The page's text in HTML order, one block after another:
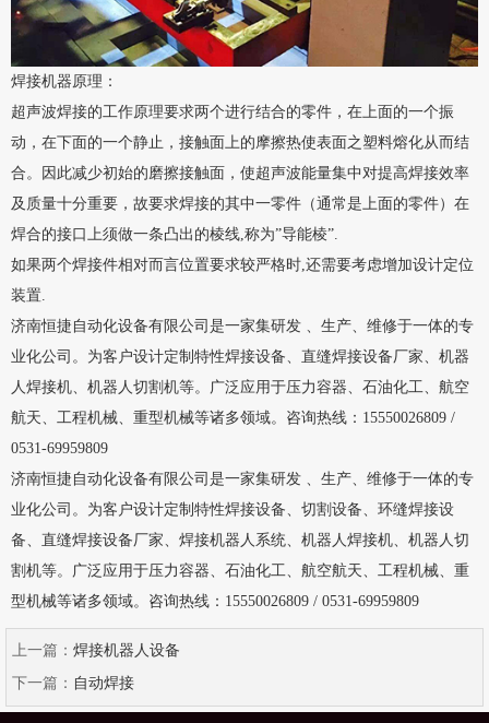
焊接机器原理：
超声波焊接的工作原理要求两个进行结合的零件，在上面的一个振
动，在下面的一个静止，接触面上的摩擦热使表面之塑料熔化从而结
合。因此减少初始的磨擦接触面，使超声波能量集中对提高焊接效率
及质量十分重要，故要求焊接的其中一零件（通常是上面的零件）在
焊合的接口上须做一条凸出的棱线,称为”导能棱”.
如果两个焊接件相对而言位置要求较严格时,还需要考虑增加设计定位
装置.
济南恒捷自动化设备有限公司是一家集研发 、生产、维修于一体的专
业化公司。为客户设计定制特性焊接设备、直缝焊接设备厂家、机器
人焊接机、机器人切割机等。广泛应用于压力容器、石油化工、航空
航天、工程机械、重型机械等诸多领域。咨询热线：15550026809 /
0531-69959809
济南恒捷自动化设备有限公司是一家集研发 、生产、维修于一体的专
业化公司。为客户设计定制特性焊接设备、切割设备、环缝焊接设
备、直缝焊接设备厂家、焊接机器人系统、机器人焊接机、机器人切
割机等。广泛应用于压力容器、石油化工、航空航天、工程机械、重
型机械等诸多领域。咨询热线：15550026809 / 0531-69959809
上一篇： 焊接机器人设备
下一篇： 自动焊接